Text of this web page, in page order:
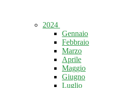
2024
Gennaio
Febbraio
Marzo
Aprile
Maggio
Giugno
Luglio